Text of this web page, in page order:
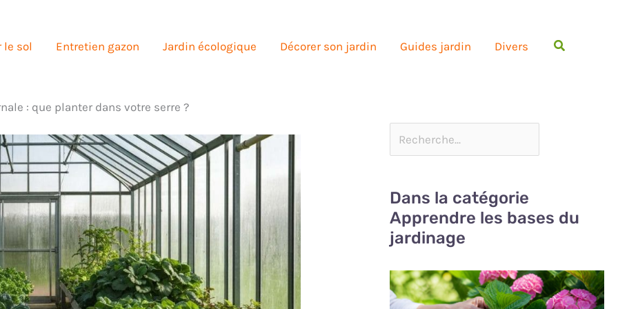
le sol Entretien gazon Jardin écologique Décorer son jardin Guides jardin Divers
: que planter dans votre serre ?
Dans la catégorie
Apprendre les bases du
jardinage